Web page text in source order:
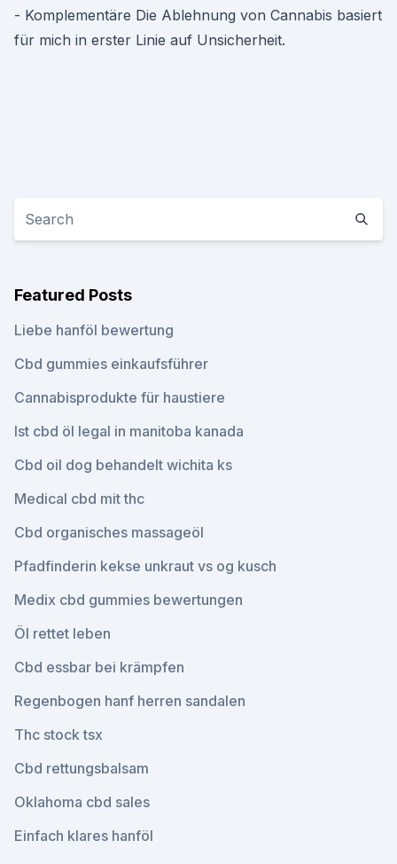
- Komplementäre Die Ablehnung von Cannabis basiert
für mich in erster Linie auf Unsicherheit.
Featured Posts
Liebe hanföl bewertung
Cbd gummies einkaufsführer
Cannabisprodukte für haustiere
Ist cbd öl legal in manitoba kanada
Cbd oil dog behandelt wichita ks
Medical cbd mit thc
Cbd organisches massageöl
Pfadfinderin kekse unkraut vs og kusch
Medix cbd gummies bewertungen
Öl rettet leben
Cbd essbar bei krämpfen
Regenbogen hanf herren sandalen
Thc stock tsx
Cbd rettungsbalsam
Oklahoma cbd sales
Einfach klares hanföl